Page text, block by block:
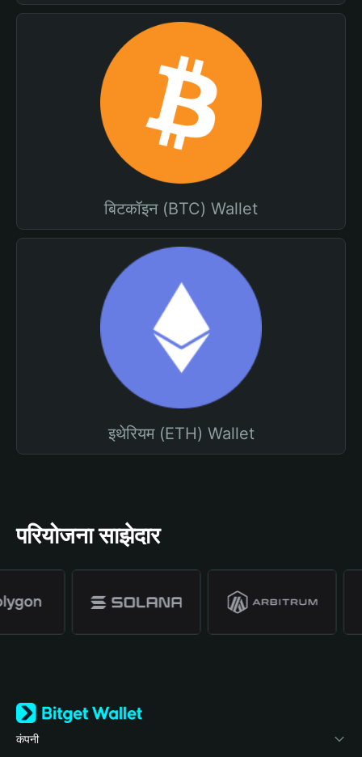
बिटकॉइन (BTC) Wallet
इथेरियम (ETH) Wallet
परियोजना साझेदार
कंपनी